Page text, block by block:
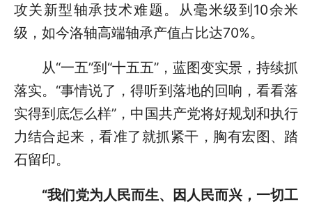
攻关新型轴承技术难题。从毫米级到10余米
级，如今洛轴高端轴承产值占比达70%。
从“一五”到“十五五”，蓝图变实景，持续抓
落实。“事情说了，得听到落地的回响，看看落
实得到底怎么样”，中国共产党将好规划和执行
力结合起来，看准了就抓紧干，胸有宏图、踏
石留印。
“我们党为人民而生、因人民而兴，一切工